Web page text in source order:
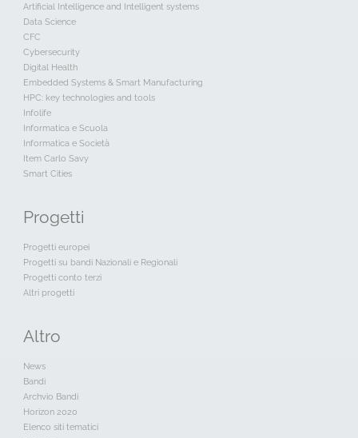
Artificial Intelligence and Intelligent systems
Data Science
CFC
Cybersecurity
Digital Health
Embedded Systems & Smart Manufacturing
HPC: key technologies and tools
Infolife
Informatica e Scuola
Informatica e Società
Item Carlo Savy
Smart Cities
Progetti
Progetti europei
Progetti su bandi Nazionali e Regionali
Progetti conto terzi
Altri progetti
Altro
News
Bandi
Archvio Bandi
Horizon 2020
Elenco siti tematici